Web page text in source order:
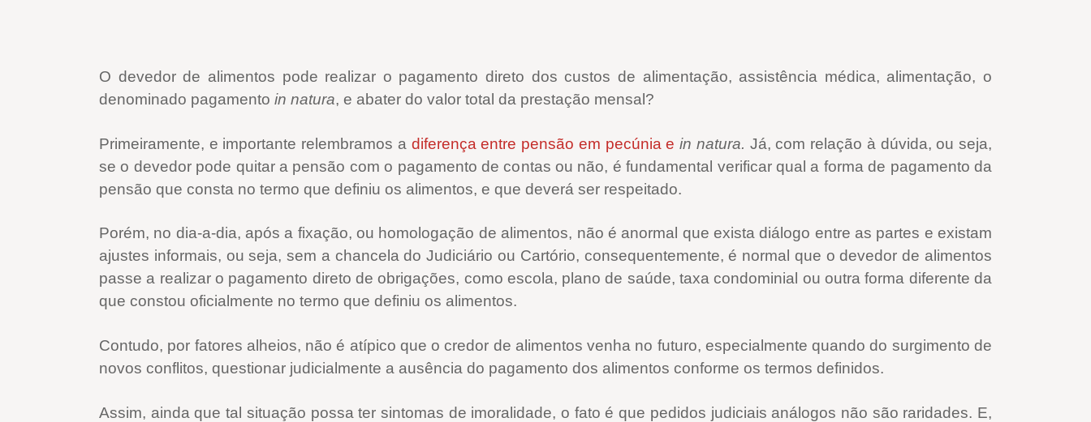
O devedor de alimentos pode realizar o pagamento direto dos custos de alimentação, assistência médica, alimentação, o
denominado pagamento in natura, e abater do valor total da prestação mensal?
Primeiramente, e importante relembramos a diferença entre pensão em pecúnia ein natura. Já, com relação à dúvida, ou seja,
se o devedor pode quitar a pensão com o pagamento de contas ou não, é fundamental verificar qual a forma de pagamento da
pensão que consta no termo que definiu os alimentos, e que deverá ser respeitado.
Porém, no dia-a-dia, após a fixação, ou homologação de alimentos, não é anormal que exista diálogo entre as partes e existam
ajustes informais, ou seja, sem a chancela do Judiciário ou Cartório, consequentemente, é normal que o devedor de alimentos
passe a realizar o pagamento direto de obrigações, como escola, plano de saúde, taxa condominial ou outra forma diferente da
que constou oficialmente no termo que definiu os alimentos.
Contudo, por fatores alheios, não é atípico que o credor de alimentos venha no futuro, especialmente quando do surgimento de
novos conflitos, questionar judicialmente a ausência do pagamento dos alimentos conforme os termos definidos.
Assim, ainda que tal situação possa ter sintomas de imoralidade, o fato é que pedidos judiciais análogos não são raridades. E,